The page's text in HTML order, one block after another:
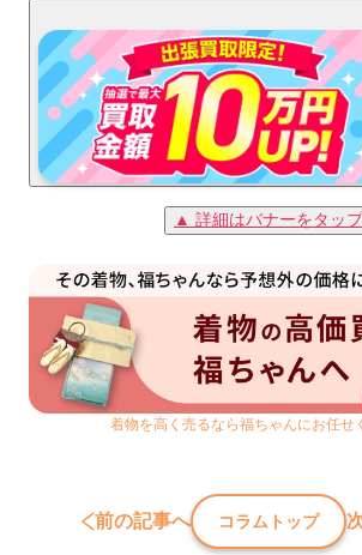
▲ 詳細はバナーをタップ
着物を高く売るなら福ちゃんにお任せ
前の記事へ コラムトップ